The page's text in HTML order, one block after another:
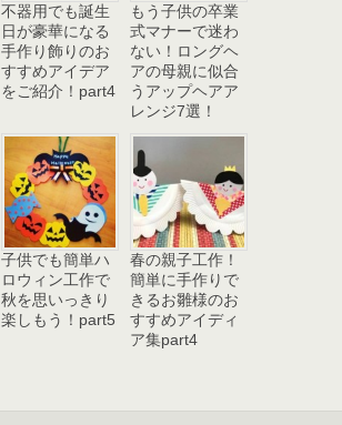
不器用でも誕生
日が豪華になる
手作り飾りのお
すすめアイデア
をご紹介！part4
もう子供の卒業
式マナーで迷わ
ない！ロングヘ
アの母親に似合
うアップヘアア
レンジ7選！
子供でも簡単ハ
ロウィン工作で
秋を思いっきり
楽しもう！part5
春の親子工作！
簡単に手作りで
きるお雛様のお
すすめアイディ
ア集part4